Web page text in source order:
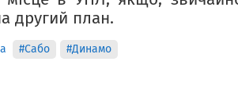
другий план.
#Сабо #Динамо